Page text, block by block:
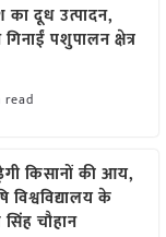
दूध उत्पादन,
पशुपालन क्षेत्र
read
किसानों की आय,
विश्वविद्यालय के
चौहान